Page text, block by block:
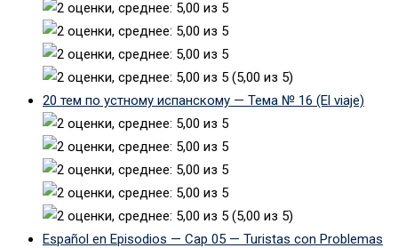
(5,00 из 5)
20 тем по устному испанскому — Тема № 16 (El viaje)
(5,00 из 5)
Español en Episodios — Cap 05 — Turistas con Problemas